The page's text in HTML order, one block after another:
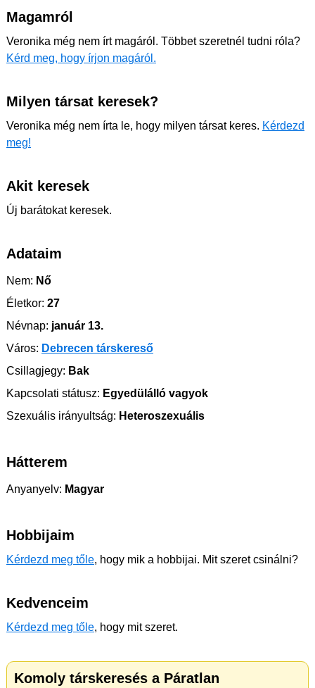
Magamról
Veronika még nem írt magáról. Többet szeretnél tudni róla?
Kérd meg, hogy írjon magáról.
Milyen társat keresek?
Veronika még nem írta le, hogy milyen társat keres. Kérdezd
meg!
Akit keresek
Új barátokat keresek.
Adataim
Nem: Nő
Életkor: 27
Névnap: január 13.
Város: Debrecen társkereső
Csillagjegy: Bak
Kapcsolati státusz: Egyedülálló vagyok
Szexuális irányultság: Heteroszexuális
Hátterem
Anyanyelv: Magyar
Hobbijaim
Kérdezd meg tőle, hogy mik a hobbijai. Mit szeret csinálni?
Kedvenceim
Kérdezd meg tőle, hogy mit szeret.
Komoly társkeresés a Páratlan